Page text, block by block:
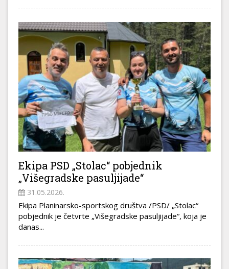
Ekipa PSD „Stolac“ pobjednik
„Višegradske pasuljijade“
31.05.2026.
Ekipa Planinarsko-sportskog društva /PSD/ „Stolac“
pobjednik je četvrte „Višegradske pasuljijade“, koja je
danas...